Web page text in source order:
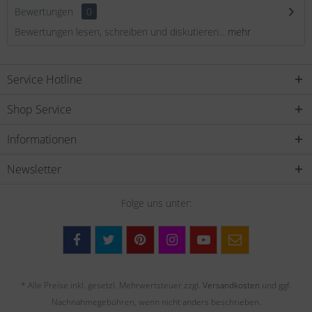
Bewertungen
0
Bewertungen lesen, schreiben und diskutieren... mehr
Service Hotline
Shop Service
Informationen
Newsletter
Folge uns unter:
* Alle Preise inkl. gesetzl. Mehrwertsteuer zzgl. Versandkosten und ggf.
Nachnahmegebühren, wenn nicht anders beschrieben.